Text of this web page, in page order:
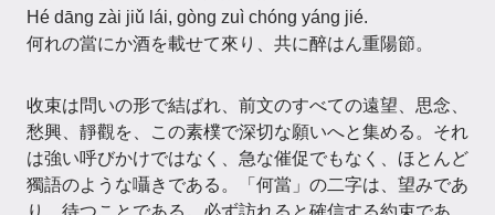
Hé dāng zài jiǔ lái, gòng zuì chóng yáng jié.
何れの當にか酒を載せて來り、共に醉はん重陽節。
收束は問いの形で結ばれ、前文のすべての遠望、思念、
愁興、靜觀を、この素樸で深切な願いへと集める。それ
は強い呼びかけではなく、急な催促でもなく、ほとんど
獨語のような囁きである。「何當」の二字は、望みであ
り、待つことである。必ず訪れると確信する約束であ